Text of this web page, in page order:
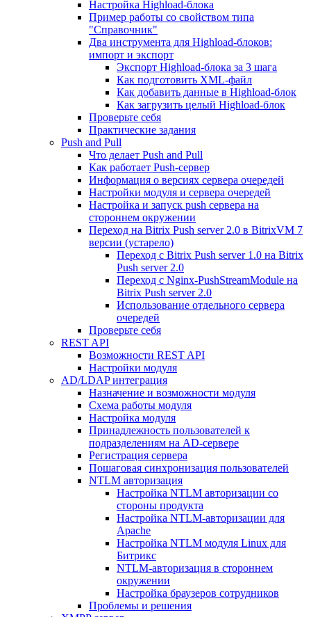
Настройка Highload-блока
Пример работы со свойством типа
"Справочник"
Два инструмента для Highload-блоков:
импорт и экспорт
Экспорт Highload-блока за 3 шага
Как подготовить XML-файл
Как добавить данные в Highload-блок
Как загрузить целый Highload-блок
Проверьте себя
Практические задания
Push and Pull
Что делает Push and Pull
Как работает Push-сервер
Информация о версиях сервера очередей
Настройки модуля и сервера очередей
Настройка и запуск push сервера на
стороннем окружении
Переход на Bitrix Push server 2.0 в BitrixVM 7
версии (устарело)
Переход с Bitrix Push server 1.0 на Bitrix
Push server 2.0
Переход с Nginx-PushStreamModule на
Bitrix Push server 2.0
Использование отдельного сервера
очередей
Проверьте себя
REST API
Возможности REST API
Настройки модуля
AD/LDAP интеграция
Назначение и возможности модуля
Схема работы модуля
Настройка модуля
Принадлежность пользователей к
подразделениям на AD-сервере
Регистрация сервера
Пошаговая синхронизация пользователей
NTLM авторизация
Настройка NTLM авторизации со
стороны продукта
Настройка NTLM-авторизации для
Apache
Настройка NTLM модуля Linux для
Битрикс
NTLM-авторизация в стороннем
окружении
Настройка браузеров сотрудников
Проблемы и решения